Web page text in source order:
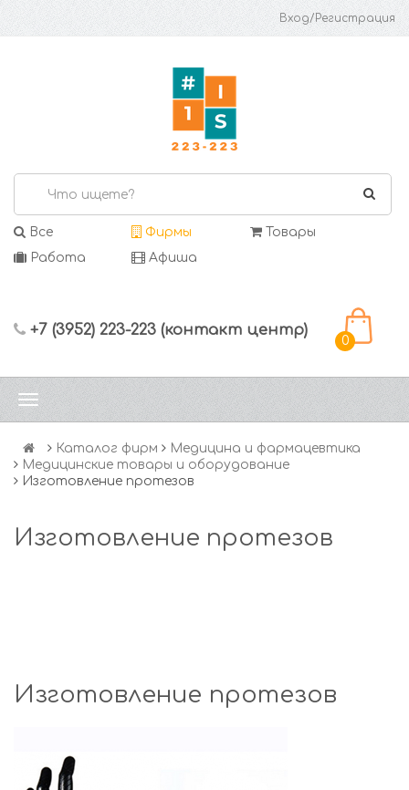
Вход/Регистрация
Все Фирмы
Товары
Работа
Афиша
+7 (3952) 223-223 (контакт центр)
0
Каталог фирм
Медицина и фармацевтика
Медицинские товары и оборудование
Изготовление протезов
Изготовление протезов
Изготовление протезов